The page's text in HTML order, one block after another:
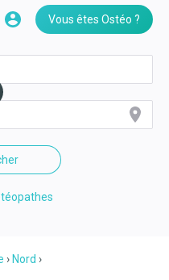
Vous êtes Ostéo ?
Nord